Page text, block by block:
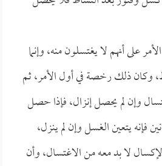
على أنهم لا يغتسلون منه، وإنما
وكان ذلك رخصة في أول الأمر، ثم
وإن لم يحصل إنزال، فإذا حصل
فإنه يتعين الغسل وإن لم ينزل،
لا بد معه من الاغتسال، وأن